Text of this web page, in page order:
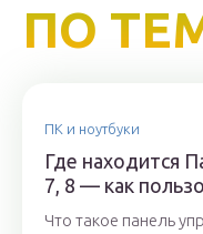
ПО
ПК и ноутбуки
Где находится
7, 8 — как
Что такое панель